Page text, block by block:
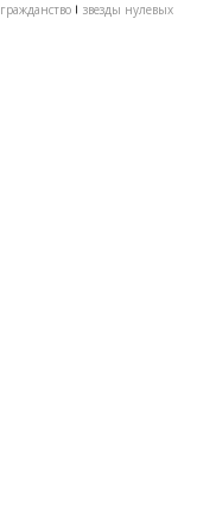
гражданство звезды нулевых